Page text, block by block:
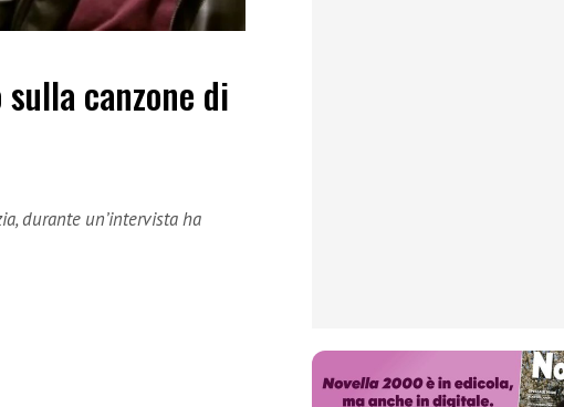
canzone di
durante un’intervista ha